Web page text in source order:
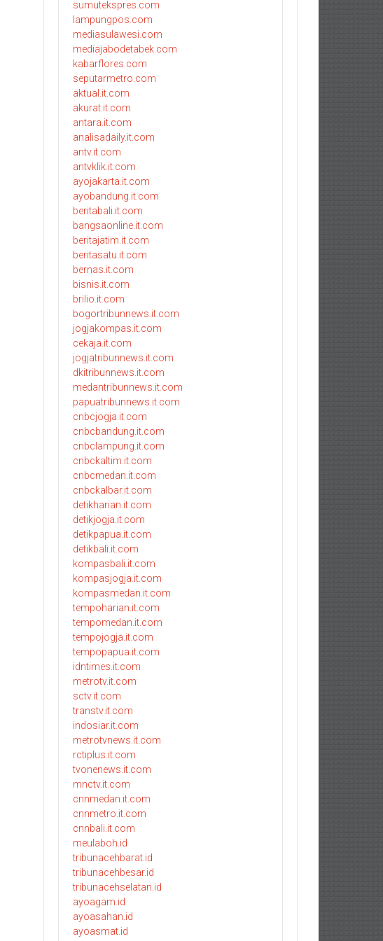
sumutekspres.com
lampungpos.com
mediasulawesi.com
mediajabodetabek.com
kabarflores.com
seputarmetro.com
aktual.it.com
akurat.it.com
antara.it.com
analisadaily.it.com
antv.it.com
antvklik.it.com
ayojakarta.it.com
ayobandung.it.com
beritabali.it.com
bangsaonline.it.com
beritajatim.it.com
beritasatu.it.com
bernas.it.com
bisnis.it.com
brilio.it.com
bogortribunnews.it.com
jogjakompas.it.com
cekaja.it.com
jogjatribunnews.it.com
dkitribunnews.it.com
medantribunnews.it.com
papuatribunnews.it.com
cnbcjogja.it.com
cnbcbandung.it.com
cnbclampung.it.com
cnbckaltim.it.com
cnbcmedan.it.com
cnbckalbar.it.com
detikharian.it.com
detikjogja.it.com
detikpapua.it.com
detikbali.it.com
kompasbali.it.com
kompasjogja.it.com
kompasmedan.it.com
tempoharian.it.com
tempomedan.it.com
tempojogja.it.com
tempopapua.it.com
idntimes.it.com
metrotv.it.com
sctv.it.com
transtv.it.com
indosiar.it.com
metrotvnews.it.com
rctiplus.it.com
tvonenews.it.com
mnctv.it.com
cnnmedan.it.com
cnnmetro.it.com
cnnbali.it.com
meulaboh.id
tribunacehbarat.id
tribunacehbesar.id
tribunacehselatan.id
ayoagam.id
ayoasahan.id
ayoasmat.id